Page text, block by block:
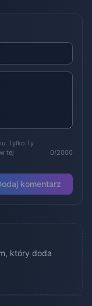
Tylko Ty
tej
0/2000
komentarz
który doda